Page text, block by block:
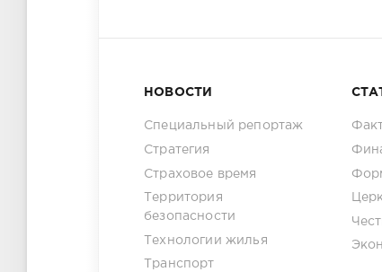
НОВОСТИ
Специальный репортаж
Стратегия
Страховое время
Территория
безопасности
Технологии жилья
Транспорт